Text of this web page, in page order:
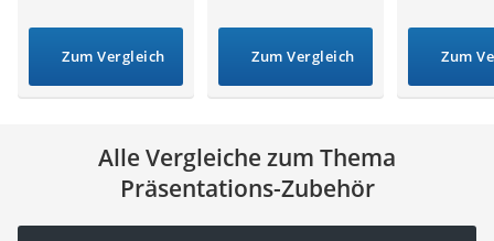
Zum Vergleich Zum Vergleich Zum
Alle Vergleiche zum Thema
Präsentations-Zubehör